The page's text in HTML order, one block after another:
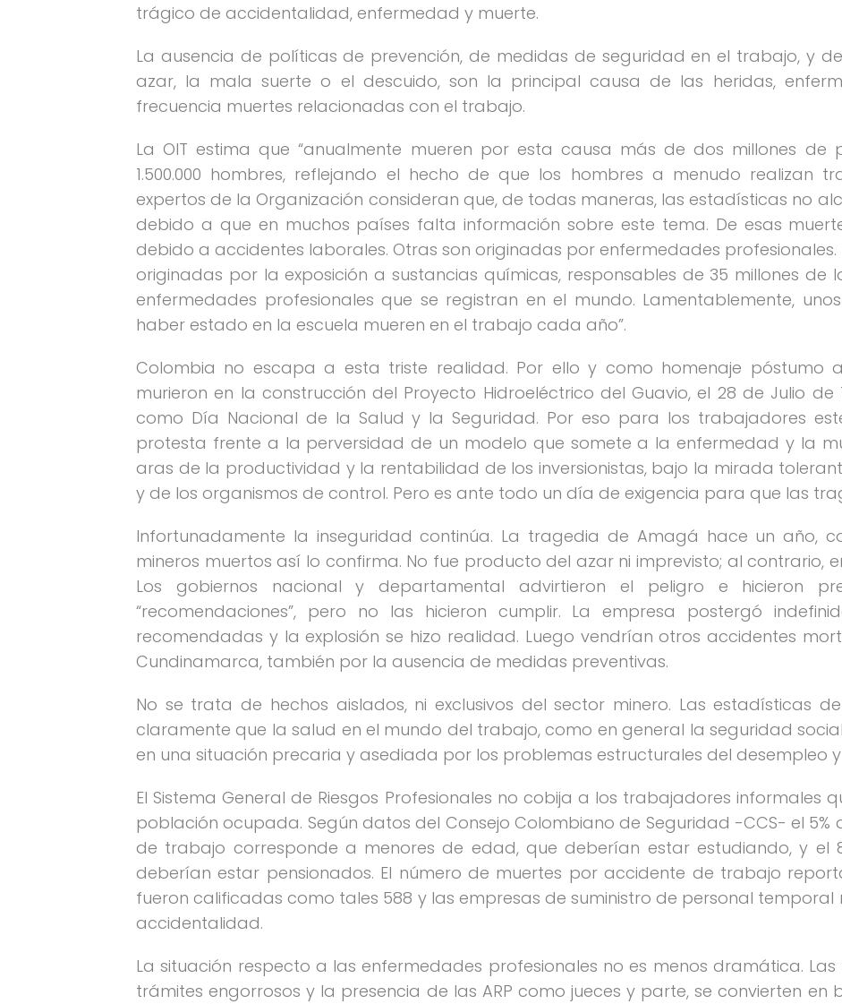
trágico de accidentalidad, enfermedad y muerte.
La ausencia de políticas de prevención, de medidas de seguridad en el trabajo, y
azar, la mala suerte o el descuido, son la principal causa de las heridas,
frecuencia muertes relacionadas con el trabajo.
La OIT estima que “anualmente mueren por esta causa más de dos millones de
1.500.000 hombres, reflejando el hecho de que los hombres a menudo realizan
expertos de la Organización consideran que, de todas maneras, las estadísticas no
debido a que en muchos países falta información sobre este tema. De esas
debido a accidentes laborales. Otras son originadas por enfermedades profesionales.
originadas por la exposición a sustancias químicas, responsables de 35 millones de
enfermedades profesionales que se registran en el mundo. Lamentablemente,
haber estado en la escuela mueren en el trabajo cada año”.
Colombia no escapa a esta triste realidad. Por ello y como homenaje póstumo
murieron en la construcción del Proyecto Hidroeléctrico del Guavio, el 28 de Julio
como Día Nacional de la Salud y la Seguridad. Por eso para los trabajadores
protesta frente a la perversidad de un modelo que somete a la enfermedad y la
aras de la productividad y la rentabilidad de los inversionistas, bajo la mirada
y de los organismos de control. Pero es ante todo un día de exigencia para que las
Infortunadamente la inseguridad continúa. La tragedia de Amagá hace un año,
mineros muertos así lo confirma. No fue producto del azar ni imprevisto; al contrario,
Los gobiernos nacional y departamental advirtieron el peligro e hicieron
“recomendaciones”, pero no las hicieron cumplir. La empresa postergó
recomendadas y la explosión se hizo realidad. Luego vendrían otros accidentes
Cundinamarca, también por la ausencia de medidas preventivas.
No se trata de hechos aislados, ni exclusivos del sector minero. Las estadísticas
claramente que la salud en el mundo del trabajo, como en general la seguridad
en una situación precaria y asediada por los problemas estructurales del desempleo
El Sistema General de Riesgos Profesionales no cobija a los trabajadores informales
población ocupada. Según datos del Consejo Colombiano de Seguridad -CCS- el 5%
de trabajo corresponde a menores de edad, que deberían estar estudiando, y el
deberían estar pensionados. El número de muertes por accidente de trabajo
fueron calificadas como tales 588 y las empresas de suministro de personal
accidentalidad.
La situación respecto a las enfermedades profesionales no es menos dramática.
trámites engorrosos y la presencia de las ARP como jueces y parte, se convierten